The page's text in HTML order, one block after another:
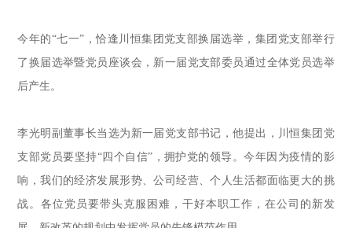
今年的“七一” ，恰逢川恒集团党支部换届选举，集团党支部举行
了换届选举暨党员座谈会 ， 新一届党支部委员通过全体党员选举
后产生。
李光明副董事长当选为 新一届党支部书记 ，他提出，川恒集团党
支部党员要坚持“四个自信” ，拥护党的领导。今年因为疫情的影
响，我们的经济发展形势、公司经营、个人生活都面临更大的挑
战。各位党员要带头克服困难，干好本职工作，在公司的新发